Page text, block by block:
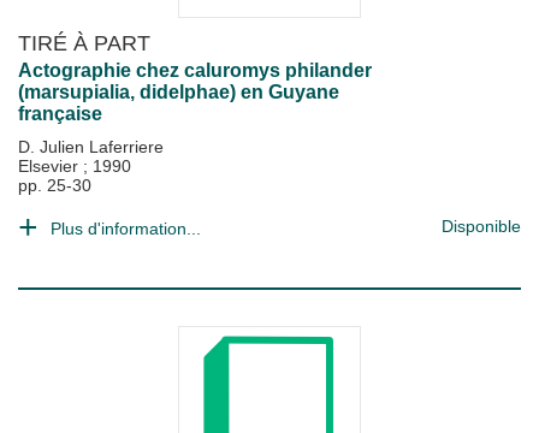
TIRÉ À PART
Actographie chez caluromys philander
(marsupialia, didelphae) en Guyane
française
D. Julien Laferriere
Elsevier ; 1990
pp. 25-30
Plus d'information... Disponible